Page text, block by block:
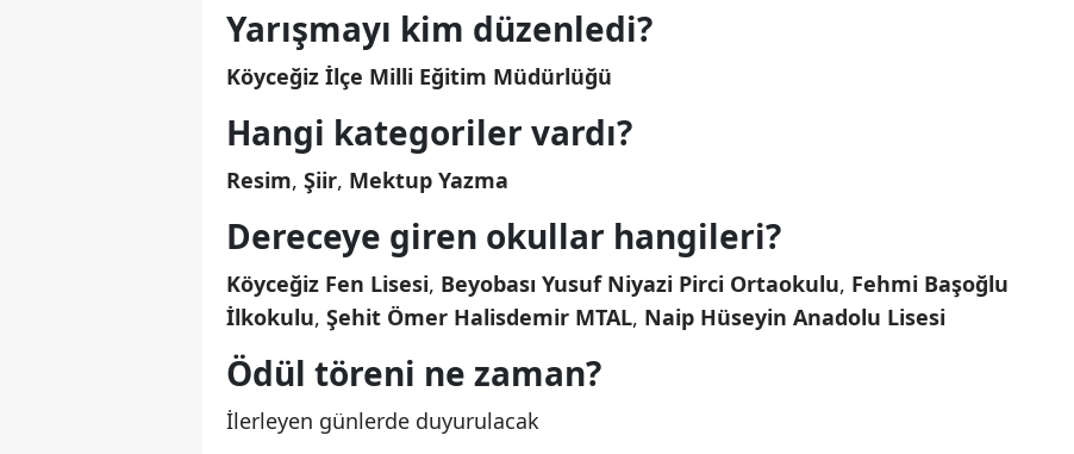
Yarışmayı kim düzenledi?
Köyceğiz İlçe Milli Eğitim Müdürlüğü
Hangi kategoriler vardı?
Resim, Şiir, Mektup Yazma
Dereceye giren okullar hangileri?
Köyceğiz Fen Lisesi, Beyobası Yusuf Niyazi Pirci Ortaokulu, Fehmi Başoğlu
İlkokulu, Şehit Ömer Halisdemir MTAL, Naip Hüseyin Anadolu Lisesi
Ödül töreni ne zaman?
İlerleyen günlerde duyurulacak